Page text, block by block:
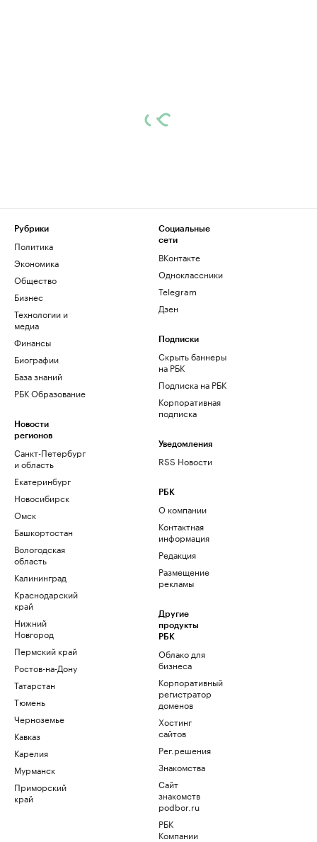
Рубрики
Политика
Экономика
Общество
Бизнес
Технологии и
медиа
Финансы
Биографии
База знаний
РБК Образование
Новости
регионов
Санкт-Петербург
и область
Екатеринбург
Новосибирск
Омск
Башкортостан
Вологодская
область
Калининград
Краснодарский
край
Нижний
Новгород
Пермский край
Ростов-на-Дону
Татарстан
Тюмень
Черноземье
Кавказ
Карелия
Мурманск
Приморский
край
Социальные
сети
ВКонтакте
Одноклассники
Telegram
Дзен
Подписки
Скрыть баннеры
на РБК
Подписка на РБК
Корпоративная
подписка
Уведомления
RSS Новости
РБК
О компании
Контактная
информация
Редакция
Размещение
рекламы
Другие
продукты
РБК
Облако для
бизнеса
Корпоративный
регистратор
доменов
Хостинг
сайтов
Рег.решения
Знакомства
Сайт
знакомств
podbor.ru
РБК
Компании